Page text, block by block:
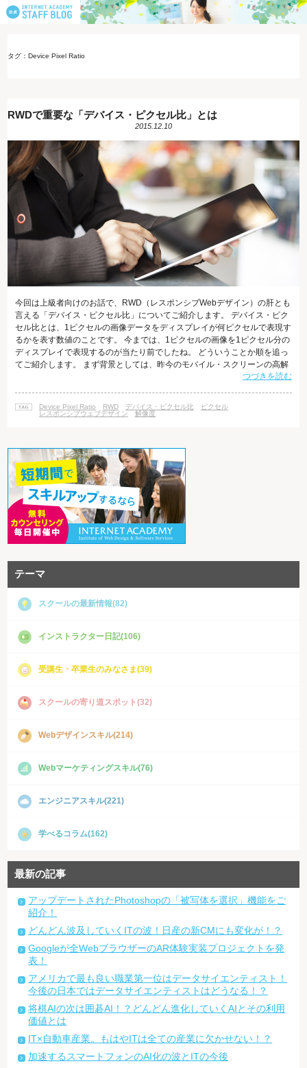
タグ：Device Pixel Ratio
RWDで重要な「デバイス・ピクセル比」とは
2015.12.10
今回は上級者向けのお話で、RWD（レスポンシブWebデザイン）の肝とも
言える「デバイス・ピクセル比」についてご紹介します。 デバイス・ピク
セル比とは、1ピクセルの画像データをディスプレイが何ピクセルで表現す
るかを表す数値のことです。 今までは、1ピクセルの画像を1ピクセル分の
ディスプレイで表現するのが当たり前でしたね。 どういうことか順を追っ
てご紹介します。 まず背景としては、昨今のモバイル・スクリーンの高解
像度化競争により、かつて72 ppi（1インチあたり72個のピクセルで表現す
に見られるようになってきました。 そうなると、これまで72 ppiを基準と
して作っていたWebサイトやコーディング・ルールも、すべて変え
つづきを読む
Device Pixel Ratio RWD デバイス・ピクセル比
ピクセル
レスポンシブウェブデザイン
解像度
テーマ
スクールの最新情報(82)
インストラクター日記(106)
受講生・卒業生のみなさま(39)
スクールの寄り道スポット(32)
Webデザインスキル(214)
Webマーケティングスキル(76)
エンジニアスキル(221)
学べるコラム(162)
最新の記事
アップデートされたPhotoshopの「被写体を選択」機能をご
紹介！
どんどん波及していくITの波！日産の新CMにも変化が！？
Googleが全WebブラウザーのAR体験実装プロジェクトを発
表！
アメリカで最も良い職業第一位はデータサイエンティスト！
今後の日本ではデータサイエンティストはどうなる！？
将棋AIの次は囲碁AI！？どんどん進化していくAIとその利用
価値とは
IT×自動車産業。もはやITは全ての産業に欠かせない！？
加速するスマートフォンのAI化の波とITの今後